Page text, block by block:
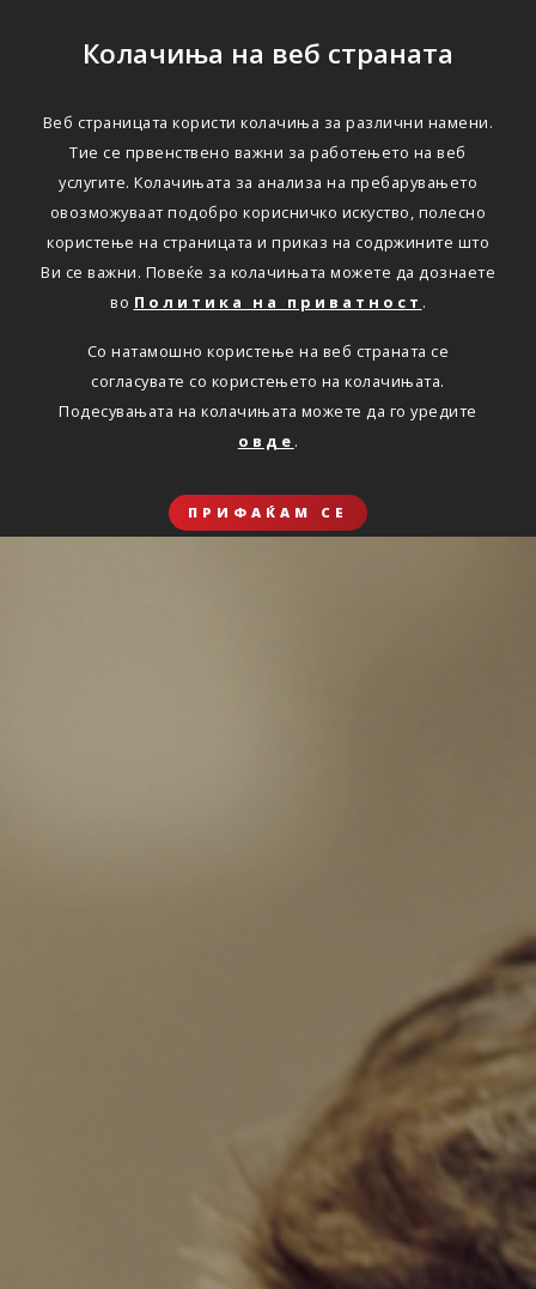
Колачиња на веб страната
Веб страницата користи колачиња за различни намени.
Тие се првенствено важни за работењето на веб
услугите. Колачињата за анализа на пребарувањето
овозможуваат подобро корисничко искуство, полесно
користење на страницата и приказ на содржините што
Ви се важни. Повеќе за колачињата можете да дознаете
во Политика на приватност .
Со натамошно користење на веб страната се
согласувате со користењето на колачињата.
Подесувањата на колачињата можете да го уредите
овде .
ПРИФАЌАМ СЕ